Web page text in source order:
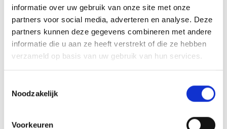
informatie over uw gebruik van onze site met onze
partners voor social media, adverteren en analyse. Deze
partners kunnen deze gegevens combineren met andere
informatie die u aan ze heeft verstrekt of die ze hebben
verzameld op basis van uw gebruik van hun services.
Noodzakelijk
Voorkeuren
RECENT NIEUWS
Groot onderhoud op ons sportpark
Gelijkspel in eerste oefenwedstrijd tweede blok